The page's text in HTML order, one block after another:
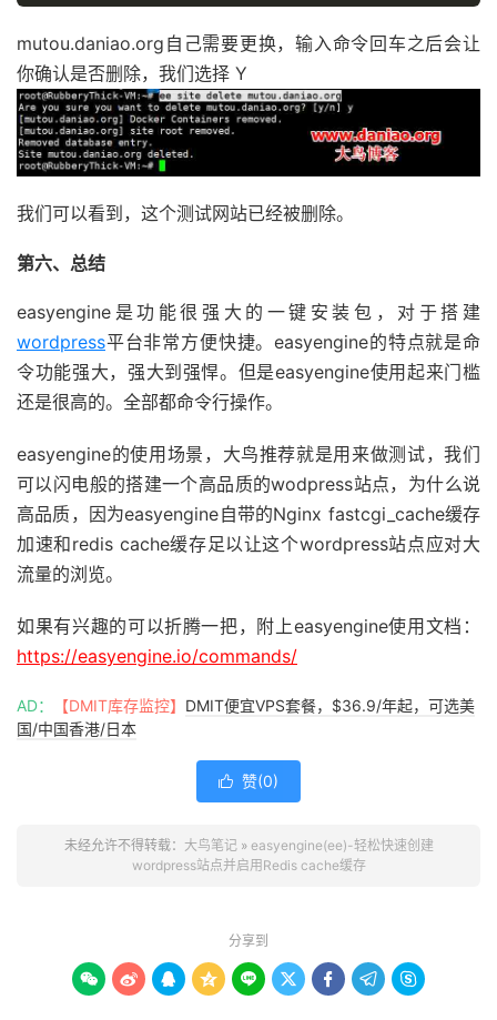
mutou.daniao.org自己需要更换，输入命令回车之后会让
你确认是否删除，我们选择 Y
我们可以看到，这个测试网站已经被删除。
第六、总结
easyengine是功能很强大的一键安装包，对于搭建
wordpress平台非常方便快捷。easyengine的特点就是命
令功能强大，强大到强悍。但是easyengine使用起来门槛
还是很高的。全部都命令行操作。
easyengine的使用场景，大鸟推荐就是用来做测试，我们
可以闪电般的搭建一个高品质的wodpress站点，为什么说
高品质，因为easyengine自带的Nginx fastcgi_cache缓存
加速和redis cache缓存足以让这个wordpress站点应对大
流量的浏览。
如果有兴趣的可以折腾一把，附上easyengine使用文档：
https://easyengine.io/commands/
AD： 【DMIT库存监控】 DMIT便宜VPS套餐，$36.9/年起，可选美
国/中国香港/日本
 赞(0)
未经允许不得转载： 大鸟笔记» easyengine(ee)-轻松快速创建
wordpress站点并启用Redis cache缓存
分享到
        